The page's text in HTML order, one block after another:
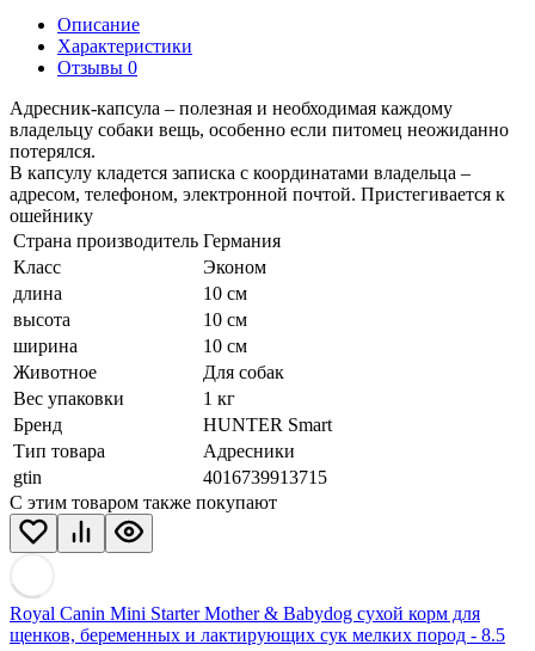
Описание
Характеристики
Отзывы 0
Адресник-капсула – полезная и необходимая каждому
владельцу собаки вещь, особенно если питомец неожиданно
потерялся.
В капсулу кладется записка с координатами владельца –
адресом, телефоном, электронной почтой. Пристегивается к
ошейнику
Страна производитель Германия
Класс
Эконом
длина
10 см
высота
10 см
ширина
10 см
Животное
Для собак
Вес упаковки
1 кг
Бренд
HUNTER Smart
Тип товара
Адресники
gtin
4016739913715
С этим товаром также покупают
Royal Canin Mini Starter Mother & Babydog сухой корм для
щенков, беременных и лактирующих сук мелких пород - 8.5